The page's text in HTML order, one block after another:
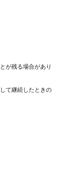
が残る場合があり
て継続したときの